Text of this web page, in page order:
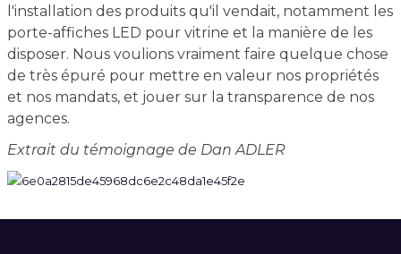
l'installation des produits qu'il vendait, notamment les
porte-affiches LED pour vitrine et la manière de les
disposer. Nous voulions vraiment faire quelque chose
de très épuré pour mettre en valeur nos propriétés
et nos mandats, et jouer sur la transparence de nos
agences.
Extrait du témoignage de Dan ADLER